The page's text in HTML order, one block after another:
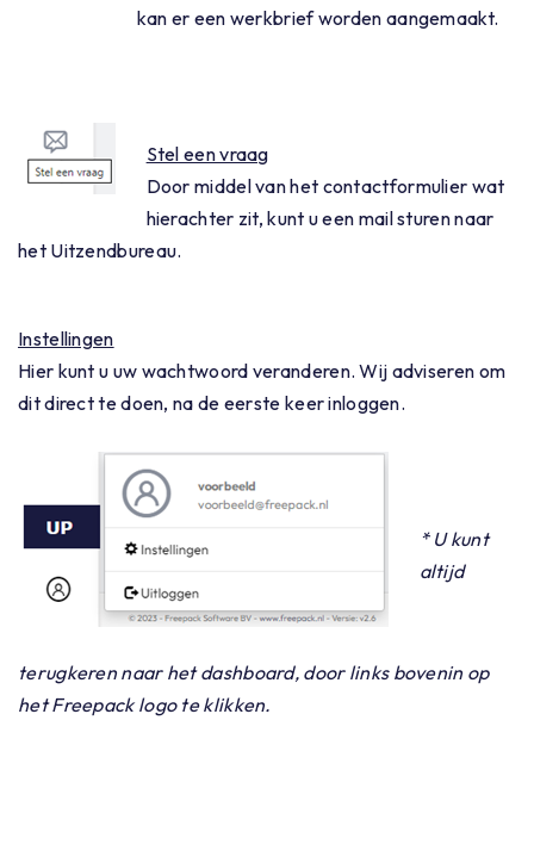
kan er een werkbrief worden aangemaakt.
Stel een vraag
Door middel van het contactformulier wat
hierachter zit, kunt u een mail sturen naar
het Uitzendbureau.
Instellingen
Hier kunt u uw wachtwoord veranderen. Wij adviseren om
dit direct te doen, na de eerste keer inloggen.
* U kunt
altijd
terugkeren naar het dashboard, door links bovenin op
het Freepack logo te klikken.